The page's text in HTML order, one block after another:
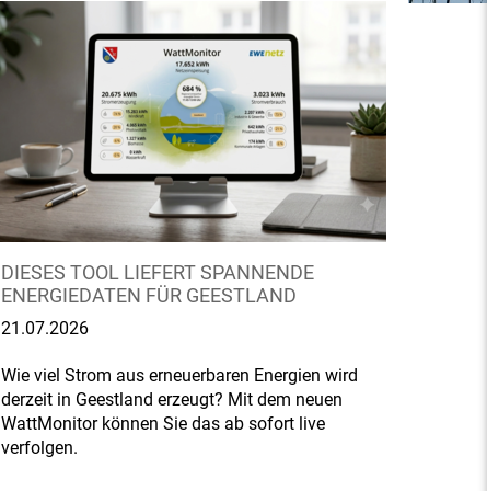
DIESES TOOL LIEFERT SPANNENDE
ENERGIEDATEN FÜR GEESTLAND
21.07.2026
Wie viel Strom aus erneuerbaren Energien wird
derzeit in Geestland erzeugt? Mit dem neuen
WattMonitor können Sie das ab sofort live
verfolgen.